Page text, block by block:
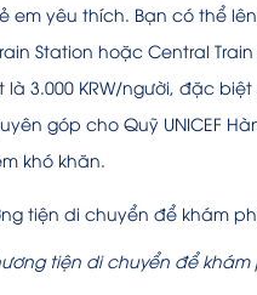
em yêu thích. Bạn có thể
Station hoặc Central
là 3.000 KRW/người, đặc biệt
góp cho Quỹ UNICEF
khó khăn.
tiện di chuyển để